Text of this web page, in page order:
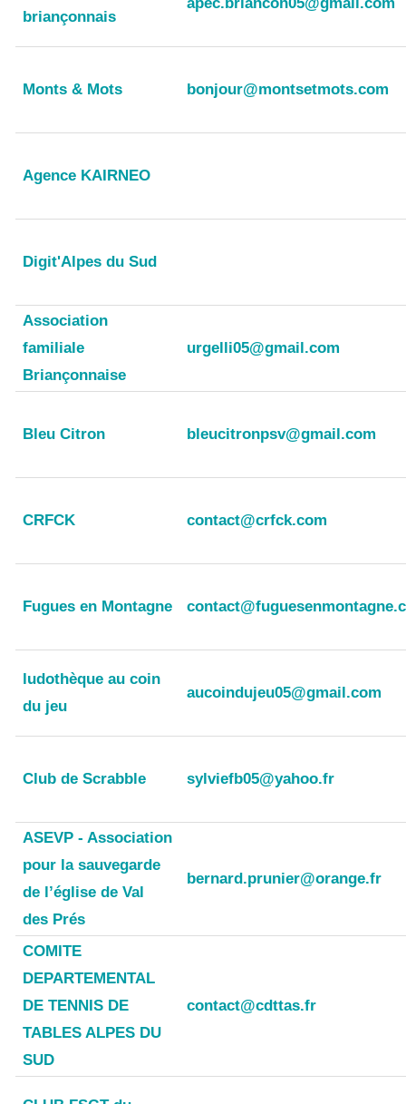
briançonnais
apec.briancon05@gmail.com
Monts & Mots bonjour@montsetmots.com
Agence KAIRNEO
Digit'Alpes du Sud
Association
familiale
Briançonnaise
urgelli05@gmail.com
Bleu Citron bleucitronpsv@gmail.com
CRFCK contact@crfck.com
Fugues en Montagne
ludothèque au coin
du jeu
aucoindujeu05@gmail.com
Club de Scrabble sylviefb05@yahoo.fr
ASEVP - Association
pour la sauvegarde
de l’église de Val
des Prés
bernard.prunier@orange.fr
COMITE
DEPARTEMENTAL
DE TENNIS DE
TABLES ALPES DU
SUD
contact@cdttas.fr